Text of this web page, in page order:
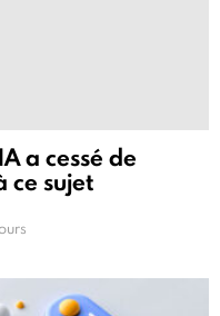
a cessé de
ce sujet